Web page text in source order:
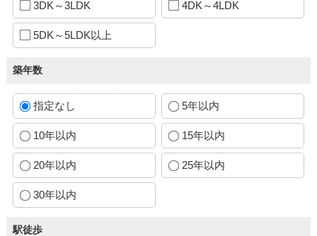
3DK～3LDK 4DK～4LDK
5DK～5LDK以上
築年数
指定なし 5年以内
10年以内 15年以内
20年以内 25年以内
30年以内
駅徒歩